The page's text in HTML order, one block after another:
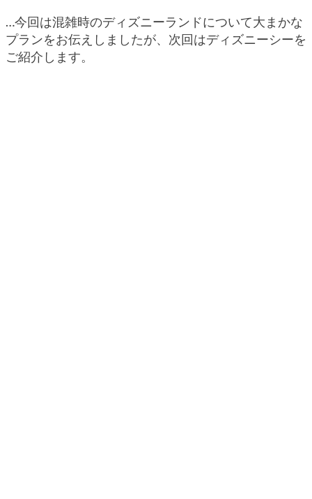
…今回は混雑時のディズニーランドについて大まかな
プランをお伝えしましたが、次回はディズニーシーを
ご紹介します。